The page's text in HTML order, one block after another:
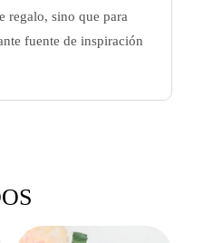
regalo, sino que para
fuente de inspiración